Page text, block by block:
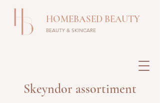
HOMEBASED BEAUTY
BEAUTY & SKINCARE
Skeyndor assortiment